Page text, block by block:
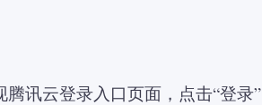
腾讯云登录入口页面，点击“登录”